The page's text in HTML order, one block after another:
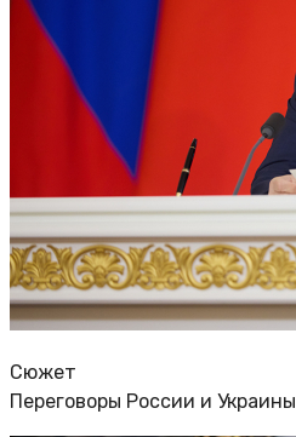
Сюжет
Переговоры России и Украины